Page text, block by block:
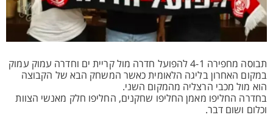
תבוסה מחפירה 4-1 להפועל חדרה מול קריית ים וחדרה עמוק עמוק
במקום האחרון בליגה הלאומית כאשר המשחק הבא של הקבוצה
הוא מול מכבי הרצליה מהמקום השני.
בחדרה החליפו מאמן החליפו שחקנים, החליפו חלק מאנשי הצוות
וכלום ושום דבר.